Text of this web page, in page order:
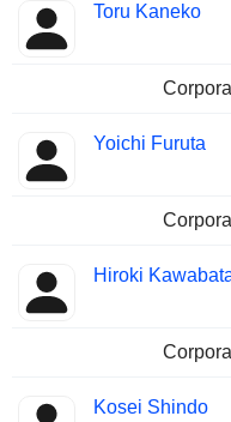
Toru Kaneko
Yoichi Furuta
Hiroki
Kosei Shindo